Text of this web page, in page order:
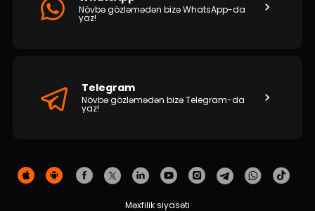
Növbə gözləmədən bizə WhatsApp-da
yaz!
Telegram
Növbə gözləmədən bizə Telegram-da
yaz!
Məxfilik siyasəti